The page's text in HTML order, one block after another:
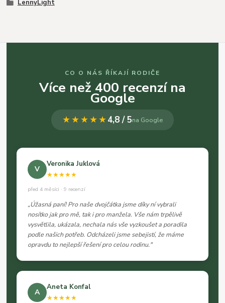
LennyLight
CO O NÁS ŘÍKAJÍ RODIČE
Více než 400 recenzí na
Google
★★★★★4,8 / 5na Google
V
Veronika Juklová
★★★★★
před 4 měsíci · 9 recenzí
„Úžasná paní! Pro naše dvojčátka jsme díky ní vybrali
nosítko jak pro mě, tak i pro manžela. Vše nám trpělivě
vysvětlila, ukázala, nechala nás vše vyzkoušet a poradila
podle našich potřeb. Odcházeli jsme sebejistí, že máme
opravdu to nejlepší řešení pro celou rodinu."
A
Aneta Konfal
★★★★★